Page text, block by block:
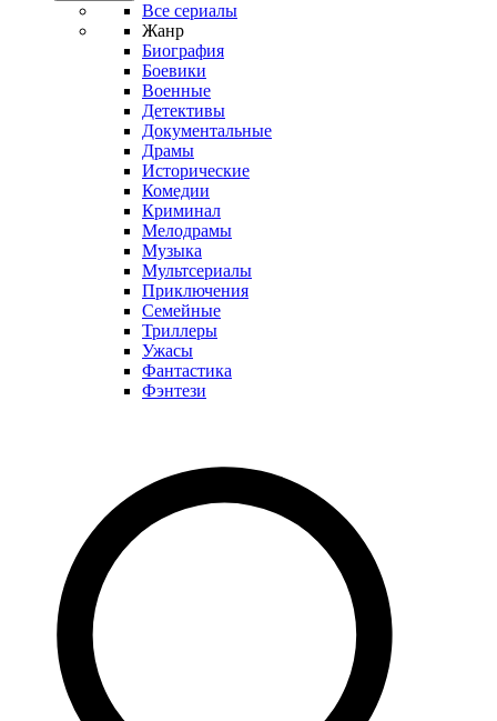
Все сериалы
Жанр
Биография
Боевики
Военные
Детективы
Документальные
Драмы
Исторические
Комедии
Криминал
Мелодрамы
Музыка
Мультсериалы
Приключения
Семейные
Триллеры
Ужасы
Фантастика
Фэнтези